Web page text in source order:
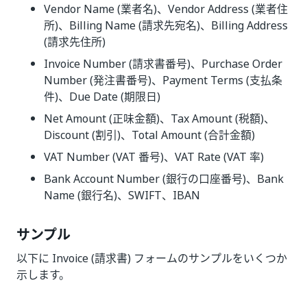
Vendor Name (業者名)、Vendor Address (業者住
所)、Billing Name (請求先宛名)、Billing Address
(請求先住所)
Invoice Number (請求書番号)、Purchase Order
Number (発注書番号)、Payment Terms (支払条
件)、Due Date (期限日)
Net Amount (正味金額)、Tax Amount (税額)、
Discount (割引)、Total Amount (合計金額)
VAT Number (VAT 番号)、VAT Rate (VAT 率)
Bank Account Number (銀行の口座番号)、Bank
Name (銀行名)、SWIFT、IBAN
サンプル
以下に Invoice (請求書) フォームのサンプルをいくつか
示します。